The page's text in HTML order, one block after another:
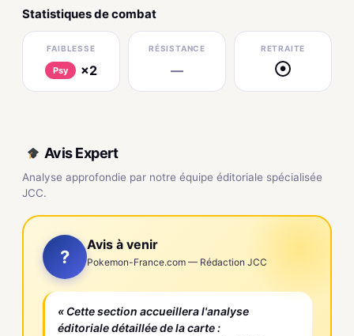
Statistiques de combat
FAIBLESSE
Psy ×2
RÉSISTANCE
—
RETRAITE
●
Avis Expert
Analyse approfondie par notre équipe éditoriale spécialisée
JCC.
?
Avis à venir
Pokemon-France.com — Rédaction JCC
« Cette section accueillera l'analyse
éditoriale détaillée de la carte :